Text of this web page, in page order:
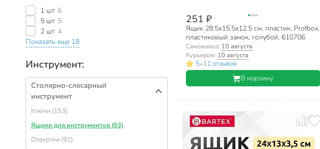
1 шт 6
5 шт 5
2 шт 4
Показать еще 18
Инструмент:
Столярно-слесарный
инструмент
Ключи (153)
Ящики для инструментов (93)
Отвертки (91)
251 ₽
Ящик 28.5х15.5х12.5 см, пластик, Profbox,
пластиковый замок, голубой, 610706
Самовывоз: 10 августа
Курьером: 10 августа
5•11 отзывов
В корзину